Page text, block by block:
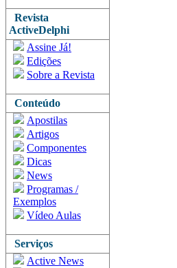
Revista
ActiveDelphi
Assine Já!
Edições
Sobre a Revista
Conteúdo
Apostilas
Artigos
Componentes
Dicas
News
Programas /
Exemplos
Vídeo Aulas
Serviços
Active News